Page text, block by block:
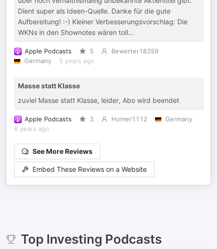
Dient super als Ideen-Quelle. Danke für die gute
Aufbereitung! :-) Kleiner Verbesserungsvorschlag: Die
WKNs in den Shownotes wären toll...
Apple Podcasts 5
Bewerter18359
Germany
5 years ago
Masse statt Klasse
zuviel Masse statt Klasse, leider, Abo wird beendet
Apple Podcasts 3 Homer1112
Germany
6 years ago
See More Reviews
Embed These Reviews on a Website
Top Investing Podcasts